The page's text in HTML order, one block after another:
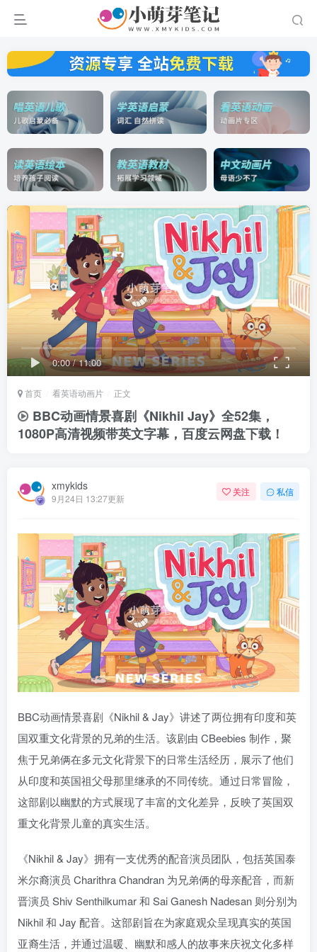
0:00/11:00
首页 看英语动画片 正文
BBC动画情景喜剧《Nikhil Jay》全52集，
1080P高清视频带英文字幕，百度云网盘下载！
xmykids
9月24日 13:27更新
关注 私信
BBC动画情景喜剧《Nikhil & Jay》讲述了两位拥有印度和英
国双重文化背景的兄弟的生活。该剧由 CBeebies 制作，聚
焦于兄弟俩在多元文化背景下的日常生活经历，展示了他们
从印度和英国祖父母那里继承的不同传统。通过日常冒险，
这部剧以幽默的方式展现了丰富的文化差异，反映了英国双
重文化背景儿童的真实生活。
《Nikhil & Jay》拥有一支优秀的配音演员团队，包括英国泰
米尔裔演员 Charithra Chandran 为兄弟俩的母亲配音，而新
晋演员 Shiv Senthilkumar 和 Sai Ganesh Nadesan 则分别为
Nikhil 和 Jay 配音。这部剧旨在为家庭观众呈现真实的英国
亚裔生活，并通过温暖、幽默和感人的故事来庆祝文化多样